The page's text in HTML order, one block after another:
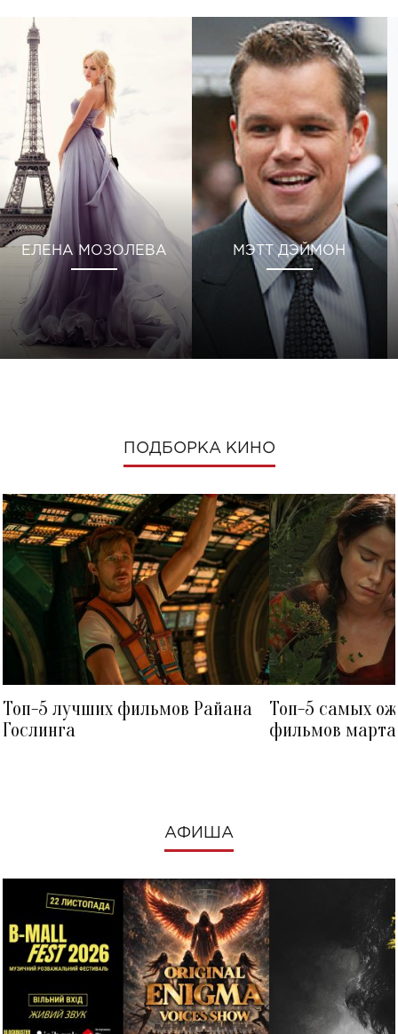
ЕЛЕНА МОЗОЛЕВА МЭТТ ДЭЙМОН
ПОДБОРКА КИНО
Топ-5 лучших фильмов Райана
Гослинга
Топ-5 самых
фильмов
АФИША